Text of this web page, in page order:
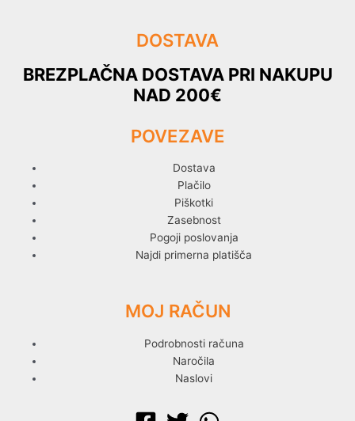
DOSTAVA
BREZPLAČNA DOSTAVA PRI NAKUPU
NAD 200€
POVEZAVE
Dostava
Plačilo
Piškotki
Zasebnost
Pogoji poslovanja
Najdi primerna platišča
MOJ RAČUN
Podrobnosti računa
Naročila
Naslovi